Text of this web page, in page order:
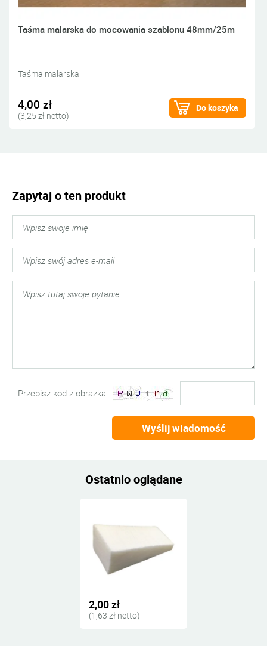
Taśma malarska do mocowania szablonu 48mm/25m
Taśma malarska
4,00 zł
(3,25 zł netto)
Do koszyka
Zapytaj o ten produkt
Przepisz kod z obrazka
Wyślij wiadomość
Ostatnio oglądane
2,00 zł
(1,63 zł netto)